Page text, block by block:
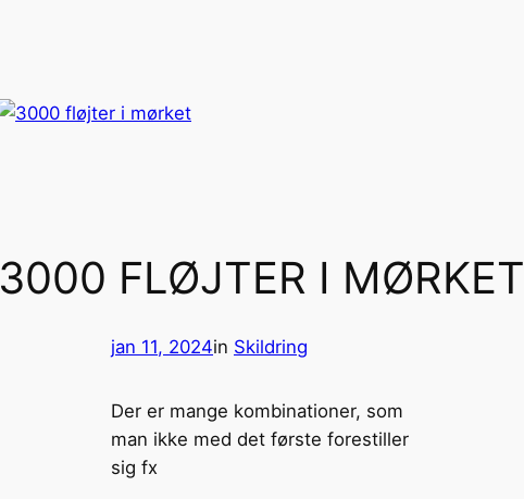
3000 FLØJTER I MØRKET
jan 11, 2024in Skildring
Der er mange kombinationer, som
man ikke med det første forestiller
sig fx